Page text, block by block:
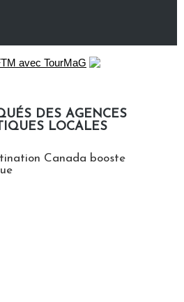
DES AGENCES
LOCALES
Canada booste